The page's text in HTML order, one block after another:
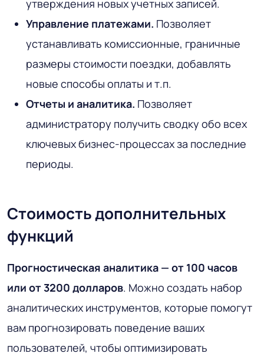
утверждения новых учетных записей.
Управление платежами. Позволяет
устанавливать комиссионные, граничные
размеры стоимости поездки, добавлять
новые способы оплаты и т.п.
Отчеты и аналитика. Позволяет
администратору получить сводку обо всех
ключевых бизнес-процессах за последние
периоды.
Стоимость дополнительных
функций
Прогностическая аналитика — от 100 часов
или от 3200 долларов. Можно создать набор
аналитических инструментов, которые помогут
вам прогнозировать поведение ваших
пользователей, чтобы оптимизировать